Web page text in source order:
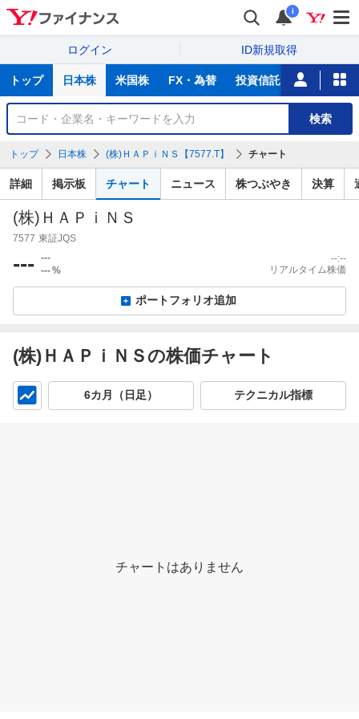
i
ログイン ID新規取得
サ
トップ 日本株 米国株 FX・為替 投資信託 ニュース
銘
検
索
検索
トップ 日本株 (株)ＨＡＰｉＮＳ【7577.T】 チャート
詳細 掲示板 チャート ニュース 株つぶやき 決算
(株)ＨＡＰｉＮＳ
7577 東証JQS
--- ---
---%
--:--
リアルタイム株価
ポートフォリオ追加
(株)ＨＡＰｉＮＳの株価チャート
6カ月（日足） テクニカル指標
チャートはありません